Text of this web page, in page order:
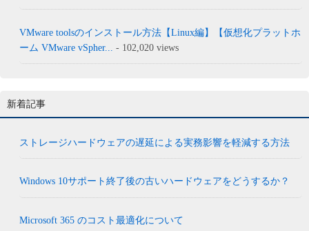
VMware toolsのインストール方法【Linux編】【仮想化プラットホ
ーム VMware vSpher...
- 102,020 views
新着記事
ストレージハードウェアの遅延による実務影響を軽減する方法
Windows 10サポート終了後の古いハードウェアをどうするか？
Microsoft 365 のコスト最適化について